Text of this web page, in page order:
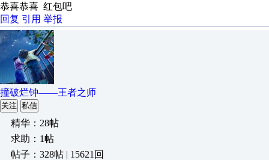
恭喜恭喜 红包吧
回复 引用 举报
撞破烂钟——王者之师
关注 私信
精华：28帖
求助：1帖
帖子：328帖 | 15621回